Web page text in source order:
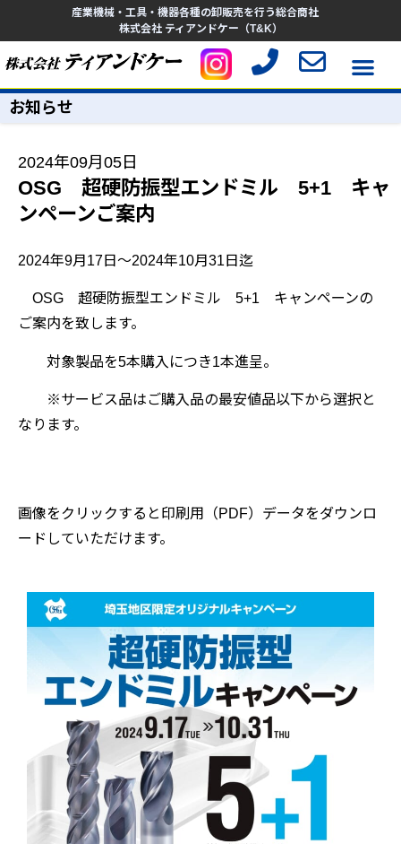
産業機械・工具・機器各種の卸販売を行う総合商社
株式会社 ティアンドケー（T&K）
お知らせ
2024年09月05日
OSG 超硬防振型エンドミル 5+1 キャ
ンペーンご案内
2024年9月17日～2024年10月31日迄
OSG 超硬防振型エンドミル 5+1 キャンペーンの
ご案内を致します。
対象製品を5本購入につき1本進呈。
※サービス品はご購入品の最安値品以下から選択と
なります。
画像をクリックすると印刷用（PDF）データをダウンロ
ードしていただけます。